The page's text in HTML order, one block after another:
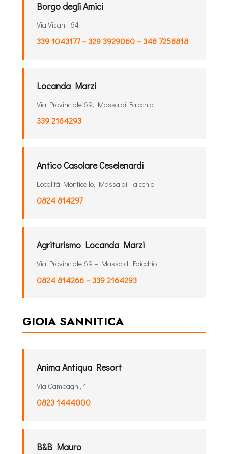
Borgo degli Amici
Via Visanti 64
339 1043177 – 329 3929060 – 348 7258818
Locanda Marzi
Via Provinciale 69, Massa di Faicchio
339 2164293
Antico Casolare Ceselenardi
Località Monticello, Massa di Faicchio
0824 814297
Agriturismo Locanda Marzi
Via Provinciale 69 – Massa di Faicchio
0824 814266 – 339 2164293
GIOIA SANNITICA
Anima Antiqua Resort
Via Campagni, 1
0823 1444000
B&B Mauro